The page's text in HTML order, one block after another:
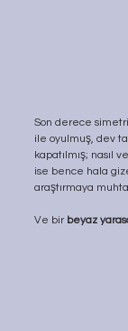
Son derece
ile oyulmuş, dev
kapatılmış; nasıl
ise bence hala
araştırmaya
Ve bir beyaz